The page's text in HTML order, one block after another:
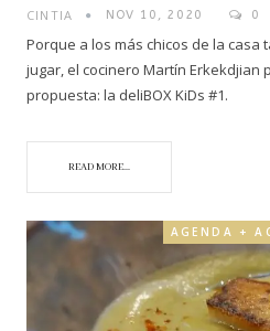
CINTIA NOV 10, 2020 0
Porque a los más chicos de la casa
jugar, el cocinero Martín Erkekdjian
propuesta: la deliBOX KiDs #1.
READ MORE...